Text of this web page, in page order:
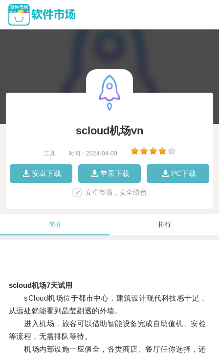
scloud机场vn
工具 时间：2024-04-09
安卓下载 苹果下载 PC下载
安卓市场，安全绿色
简介 排行
scloud机场7天试用
sCloud机场位于都市中心，建筑设计现代科技感十足，
从远处就能看到晶莹剔透的外墙。
进入机场，旅客可以借助智能设备完成自助值机、安检
等流程，无需排队等待。
机场内部设施一应俱全，各类商店、餐厅任你选择，还